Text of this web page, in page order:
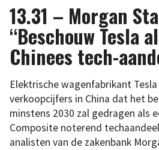
13.31 – Morgan
“Beschouw Tesla
Chinees tech-
Elektrische wagenfabrikant
verkoopcijfers in China dat het
minstens 2030 zal gedragen als
Composite noterend
analisten van de zakenbank